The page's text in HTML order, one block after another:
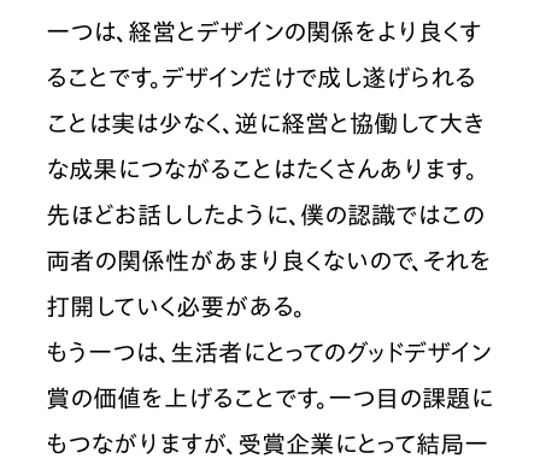
一つは、経営とデザインの関係をより良くす
ることです。デザインだけで成し遂げられる
ことは実は少なく、逆に経営と協働して大き
な成果につながることはたくさんあります。
先ほどお話ししたように、僕の認識ではこの
両者の関係性があまり良くないので、それを
打開していく必要がある。
もう一つは、生活者にとってのグッドデザイン
賞の価値を上げることです。一つ目の課題に
もつながりますが、受賞企業にとって結局一